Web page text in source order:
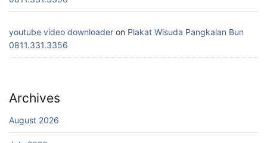
youtube video downloader on Plakat Wisuda Pangkalan Bun
0811.331.3356
Archives
August 2026